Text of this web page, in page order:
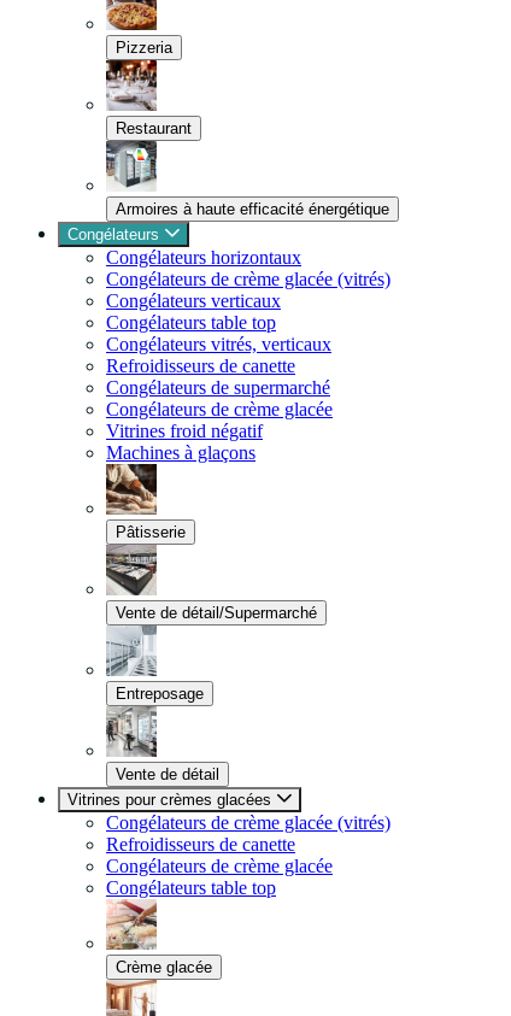
Pizzeria
Restaurant
Armoires à haute efficacité énergétique
Congélateurs
Congélateurs horizontaux
Congélateurs de crème glacée (vitrés)
Congélateurs verticaux
Congélateurs table top
Congélateurs vitrés, verticaux
Refroidisseurs de canette
Congélateurs de supermarché
Congélateurs de crème glacée
Vitrines froid négatif
Machines à glaçons
Pâtisserie
Vente de détail/Supermarché
Entreposage
Vente de détail
Vitrines pour crèmes glacées
Congélateurs de crème glacée (vitrés)
Refroidisseurs de canette
Congélateurs de crème glacée
Congélateurs table top
Crème glacée